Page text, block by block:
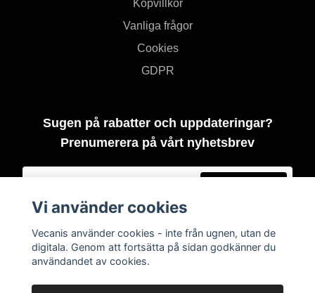
Köpvillkor
Vanliga frågor
Cookies
GDPR
Sugen på rabatter och uppdateringar?
Prenumerera på vårt nyhetsbrev
Vi använder cookies
Vecanis använder cookies - inte från ugnen, utan de
digitala. Genom att fortsätta på sidan godkänner du
användandet av cookies.